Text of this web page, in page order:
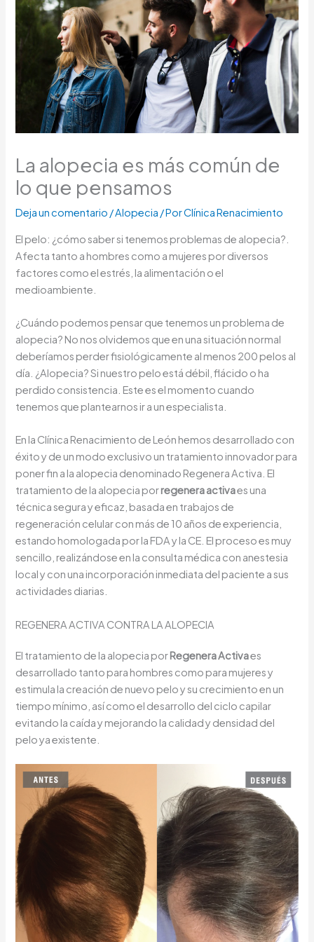
La alopecia es más común de
lo que pensamos
Deja un comentario /Alopecia / PorClínica Renacimiento
El pelo: ¿cómo saber si tenemos problemas de alopecia?.
Afecta tanto a hombres como a mujeres por diversos
factores como el estrés, la alimentación o el
medioambiente.
¿Cuándo podemos pensar que tenemos un problema de
alopecia? No nos olvidemos que en una situación normal
deberíamos perder fisiológicamente al menos 200 pelos al
día. ¿Alopecia? Si nuestro pelo está débil, flácido o ha
perdido consistencia. Este es el momento cuando
tenemos que plantearnos ir a un especialista.
En la Clínica Renacimiento de León hemos desarrollado con
éxito y de un modo exclusivo un tratamiento innovador para
poner fin a la alopecia denominado Regenera Activa. El
tratamiento de la alopecia porregenera activaes una
técnica segura y eficaz, basada en trabajos de
regeneración celular con más de 10 años de experiencia,
estando homologada por la FDA y la CE. El proceso es muy
sencillo, realizándose en la consulta médica con anestesia
local y con una incorporación inmediata del paciente a sus
actividades diarias.
REGENERA ACTIVA CONTRA LA ALOPECIA
El tratamiento de la alopecia porRegenera Activaes
desarrollado tanto para hombres como para mujeres y
estimula la creación de nuevo pelo y su crecimiento en un
tiempo mínimo, así como el desarrollo del ciclo capilar
evitando la caída y mejorando la calidad y densidad del
pelo ya existente.